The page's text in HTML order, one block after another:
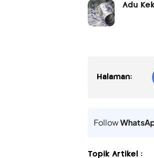
Adu
Halaman:
Follow
Topik Artikel :